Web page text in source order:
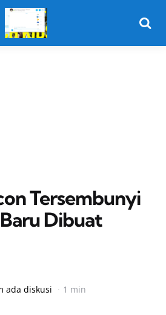
Tersembunyi
Dibuat
ada diskusi 1 min